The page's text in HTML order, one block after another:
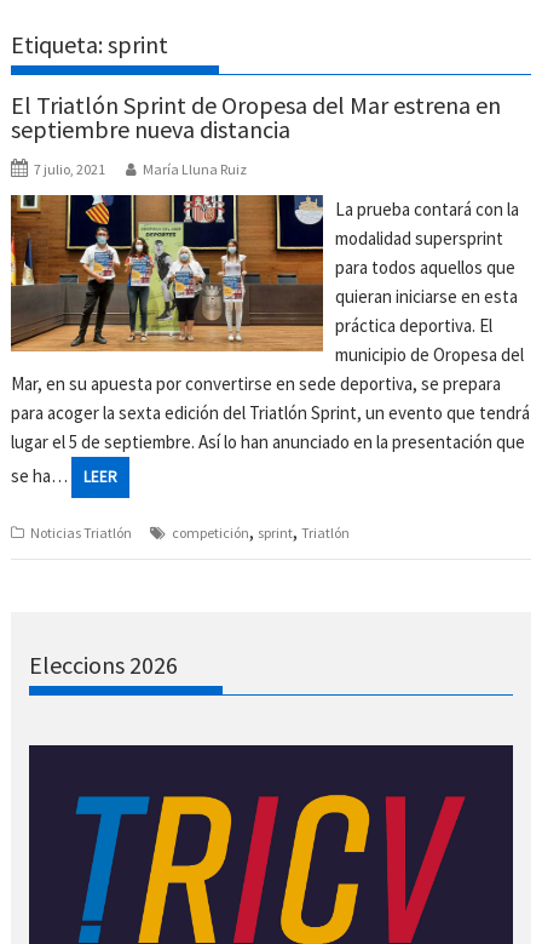
Etiqueta:sprint
El Triatlón Sprint de Oropesa del Mar estrena en
septiembre nueva distancia
7 julio, 2021 María Lluna Ruiz
La prueba contará con la
modalidad supersprint
para todos aquellos que
quieran iniciarse en esta
práctica deportiva. El
municipio de Oropesa del
Mar, en su apuesta por convertirse en sede deportiva, se prepara
para acoger la sexta edición del Triatlón Sprint, un evento que tendrá
lugar el 5 de septiembre. Así lo han anunciado en la presentación que
se ha…
LEER
Noticias Triatlón competición, sprint,Triatlón
Eleccions 2026